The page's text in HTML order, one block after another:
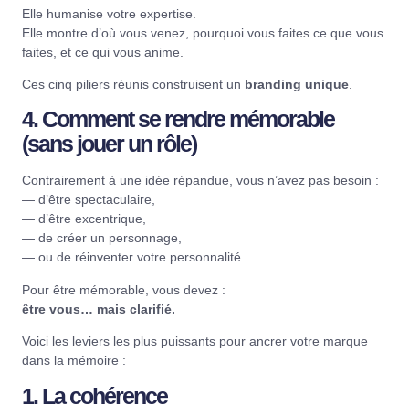
Elle humanise votre expertise.
Elle montre d’où vous venez, pourquoi vous faites ce que vous
faites, et ce qui vous anime.
Ces cinq piliers réunis construisent un branding unique
4. Comment se rendre mémorable
(sans jouer un rôle)
Contrairement à une idée répandue, vous n’avez pas besoin :
— d’être spectaculaire,
— d’être excentrique,
— de créer un personnage,
— ou de réinventer votre personnalité.
Pour être mémorable, vous devez :
être vous… mais clarifié.
Voici les leviers les plus puissants pour ancrer votre marque
dans la mémoire :
1. La cohérence